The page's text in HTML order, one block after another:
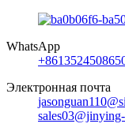
WhatsApp
Электронная почта